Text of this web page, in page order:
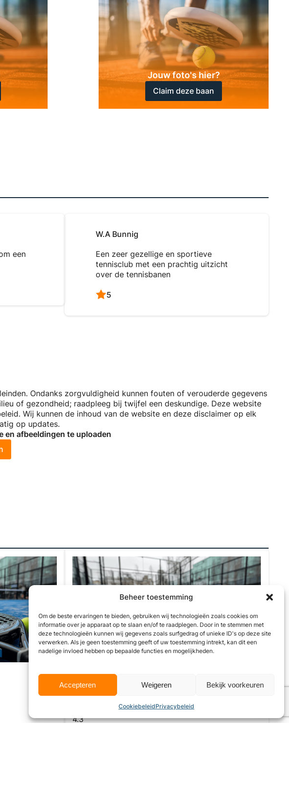
Beheer toestemming
Om de beste ervaringen te bieden, gebruiken wij technologieën zoals cookies om
informatie over je apparaat op te slaan en/of te raadplegen. Door in te stemmen met
deze technologieën kunnen wij gegevens zoals surfgedrag of unieke ID's op deze site
verwerken. Als je geen toestemming geeft of uw toestemming intrekt, kan dit een
nadelige invloed hebben op bepaalde functies en mogelijkheden.
Accepteren Weigeren Bekijk voorkeuren
CookiebeleidPrivacybeleid
Jouw foto's hier?
Claim deze baan
een
W.A Bunnig
Een zeer gezellige en sportieve
tennisclub met een prachtig uitzicht
over de tennisbanen
5
Ondanks zorgvuldigheid kunnen fouten of verouderde gegevens
of gezondheid; raadpleeg bij twijfel een deskundige. Deze website
Wij kunnen de inhoud van de website en deze disclaimer op elk
op updates.
en afbeeldingen te uploaden
Tennis-- en Padelvereniging De Gouwen
Tennispark, Bosgouw,Almere
4.3